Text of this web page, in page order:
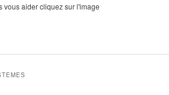
vous aider cliquez sur l'image